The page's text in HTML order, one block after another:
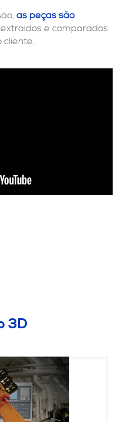
as peças são
e comparados
cliente.
3D